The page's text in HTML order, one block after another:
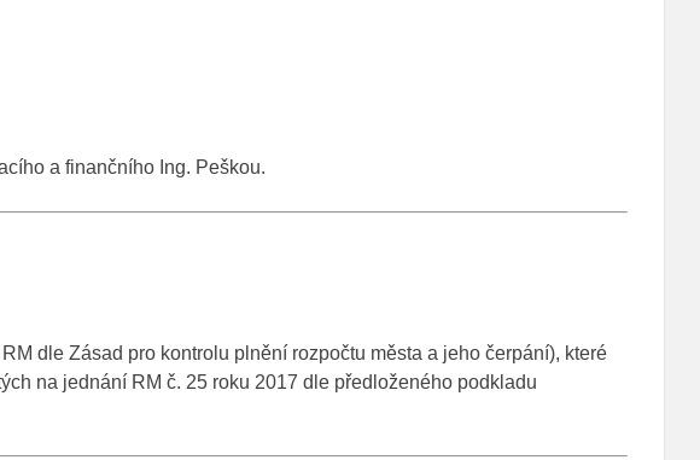
a finančního Ing. Peškou.
dle Zásad pro kontrolu plnění rozpočtu města a jeho čerpání), které
na jednání RM č. 25 roku 2017 dle předloženého podkladu